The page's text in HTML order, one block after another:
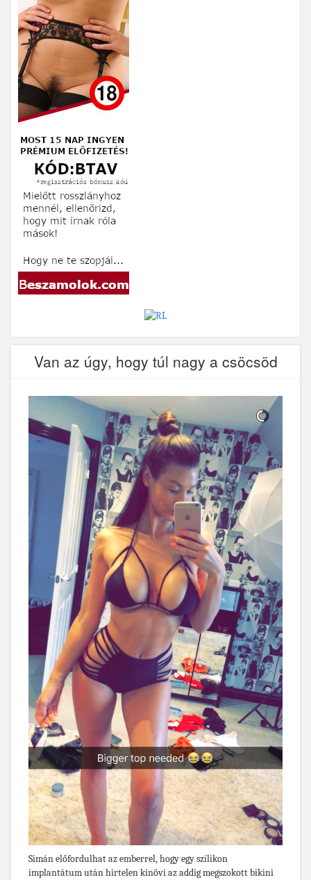
Van az úgy, hogy túl nagy a csöcsöd
Simán előfordulhat az emberrel, hogy egy szilikon
implantátum után hirtelen kinövi az addig megszokott bikini